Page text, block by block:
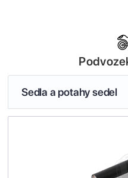
Sedla a potahy sedel